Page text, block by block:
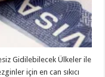
Gidilebilecek Ülkeler ile
için en can sıkıcı